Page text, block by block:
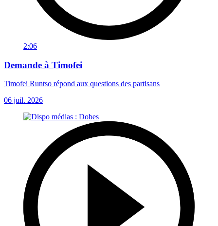
2:06
Demande à Timofei
Timofei Runtso répond aux questions des partisans
06 juil. 2026